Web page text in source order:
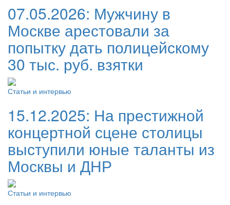
07.05.2026: Мужчину в
Москве арестовали за
попытку дать полицейскому
30 тыс. руб. взятки
Статьи и интервью
15.12.2025: На престижной
концертной сцене столицы
выступили юные таланты из
Москвы и ДНР
Статьи и интервью